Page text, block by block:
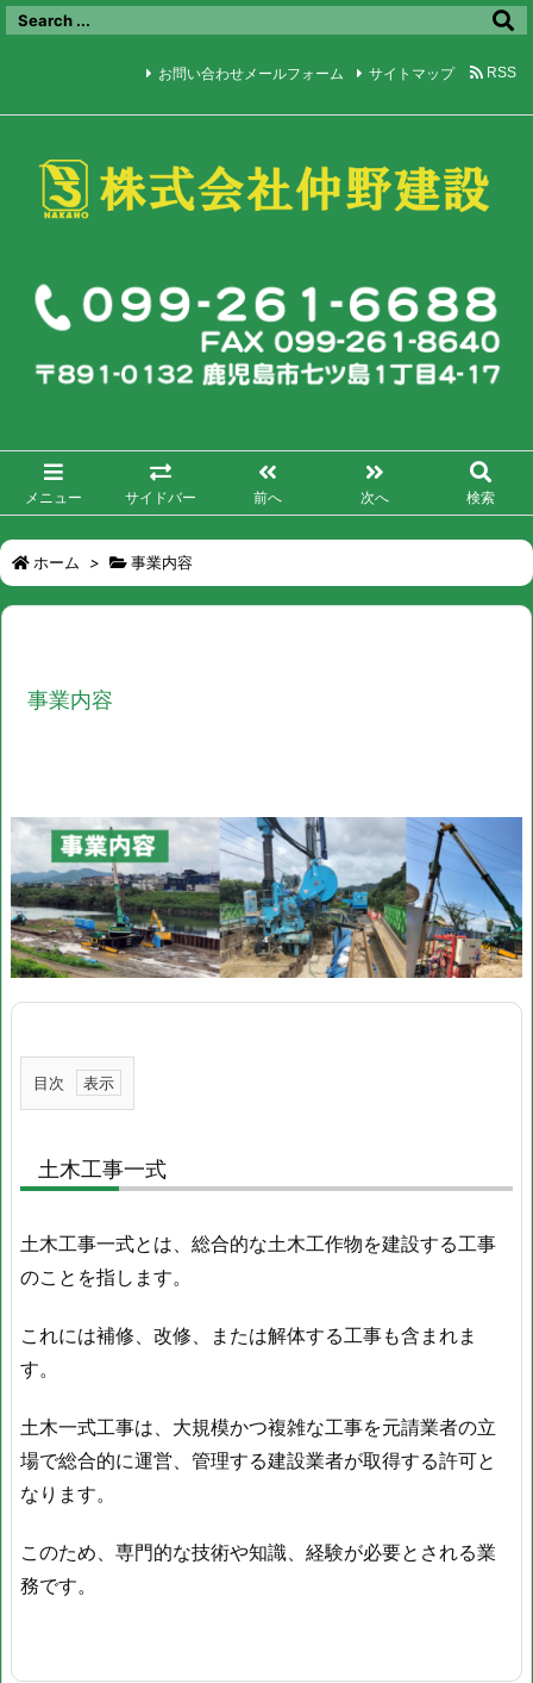
メニュー サイドバー 前へ 次へ 検索
お問い合わせメールフォーム サイトマップ RSS
ホーム > 事業内容
事業内容
目次
1.
木
事
式
2.
工
一
式
体
土木工事一式
土木工事一式とは、総合的な土木工作物を建設する工事
のことを指します。
これには補修、改修、または解体する工事も含まれま
す。
土木一式工事は、大規模かつ複雑な工事を元請業者の立
場で総合的に運営、管理する建設業者が取得する許可と
なります。
このため、専門的な技術や知識、経験が必要とされる業
務です。